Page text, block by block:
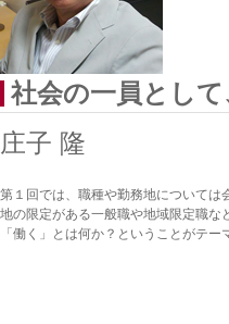
社会の一員とし
庄子 隆
第１回では、職種や勤務地については
地の限定がある一般職や地域限定職な
「働く」とは何か？ということがテー